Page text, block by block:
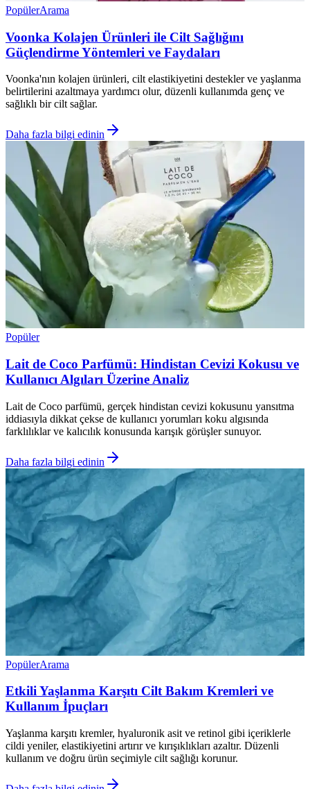
PopülerArama
Voonka Kolajen Ürünleri ile Cilt Sağlığını
Güçlendirme Yöntemleri ve Faydaları
Voonka'nın kolajen ürünleri, cilt elastikiyetini destekler ve yaşlanma
belirtilerini azaltmaya yardımcı olur, düzenli kullanımda genç ve
sağlıklı bir cilt sağlar.
Daha fazla bilgi edinin
Popüler
Lait de Coco Parfümü: Hindistan Cevizi Kokusu ve
Kullanıcı Algıları Üzerine Analiz
Lait de Coco parfümü, gerçek hindistan cevizi kokusunu yansıtma
iddiasıyla dikkat çekse de kullanıcı yorumları koku algısında
farklılıklar ve kalıcılık konusunda karışık görüşler sunuyor.
Daha fazla bilgi edinin
PopülerArama
Etkili Yaşlanma Karşıtı Cilt Bakım Kremleri ve
Kullanım İpuçları
Yaşlanma karşıtı kremler, hyaluronik asit ve retinol gibi içeriklerle
cildi yeniler, elastikiyetini artırır ve kırışıklıkları azaltır. Düzenli
kullanım ve doğru ürün seçimiyle cilt sağlığı korunur.